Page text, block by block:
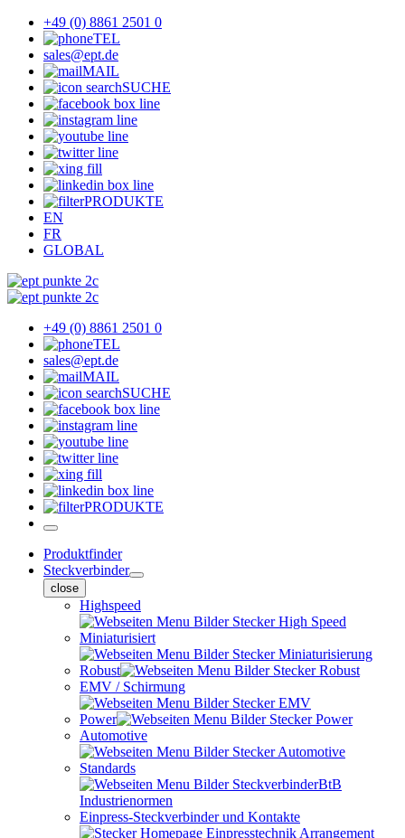
+49 (0) 8861 2501 0
TEL
sales@ept.de
MAIL
SUCHE
PRODUKTE
EN
FR
GLOBAL
+49 (0) 8861 2501 0
TEL
sales@ept.de
MAIL
SUCHE
PRODUKTE
Produktfinder
Steckverbinder
close
Highspeed
Miniaturisiert
Robust
EMV / Schirmung
Power
Automotive
Standards
Einpress-Steckverbinder und Kontakte